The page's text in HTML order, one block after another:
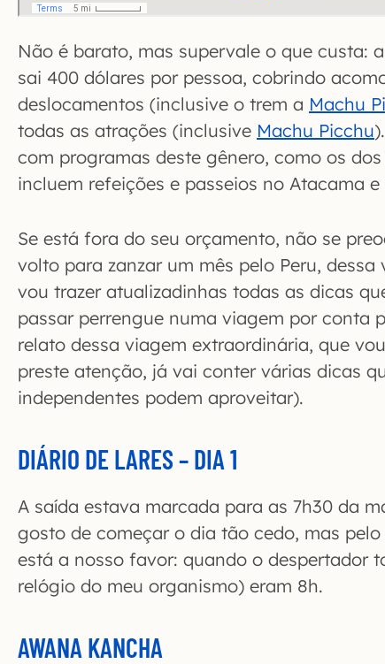
Não é barato, mas supervale o que custa:
sai 400 dólares por pessoa, cobrindo
deslocamentos (inclusive o trem a Machu
todas as atrações (inclusive Machu Picchu
com programas deste gênero, como os
incluem refeições e passeios no Atacama
Se está fora do seu orçamento, não se
volto para zanzar um mês pelo Peru,
vou trazer atualizadinhas todas as dicas
passar perrengue numa viagem por conta
relato dessa viagem extraordinária, que
preste atenção, já vai conter várias dicas
independentes podem aproveitar).
DIÁRIO DE LARES–DIA 1
A saída estava marcada para as 7h30 da
gosto de começar o dia tão cedo, mas
está a nosso favor: quando o despertador
relógio do meu organismo) eram 8h.
AWANA KANCHA